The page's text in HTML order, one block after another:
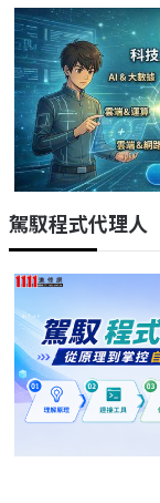
駕馭程式代理人